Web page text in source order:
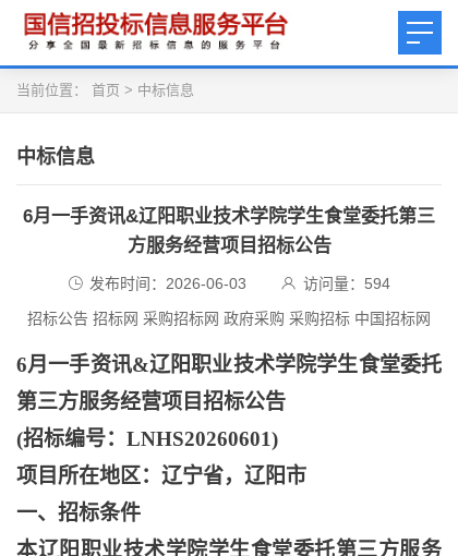
当前位置： 首页 > 中标信息
中标信息
6月一手资讯&辽阳职业技术学院学生食堂委托第三
方服务经营项目招标公告
发布时间：2026-06-03 访问量： 594
招标公告 招标网 采购招标网 政府采购 采购招标 中国招标网
6月一手资讯&辽阳职业技术学院学生食堂委托
第三方服务经营项目招标公告
(招标编号：LNHS20260601)
项目所在地区：辽宁省，辽阳市
一、招标条件
本辽阳职业技术学院学生食堂委托第三方服务